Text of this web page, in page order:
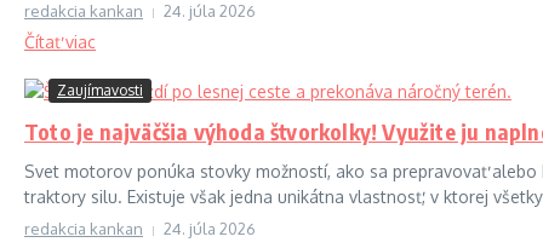
redakcia kankan 24. júla 2026
Čítať viac
Zaujímavosti
Toto je najväčšia výhoda štvorkolky! Využite ju
Svet motorov ponúka stovky možností, ako sa prepravovať
traktory silu. Existuje však jedna unikátna vlastnosť, v ktorej
redakcia kankan 24. júla 2026